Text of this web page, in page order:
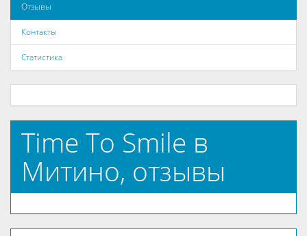
Отзывы
Контакты
Статистика
Time To Smile в
Митино, отзывы